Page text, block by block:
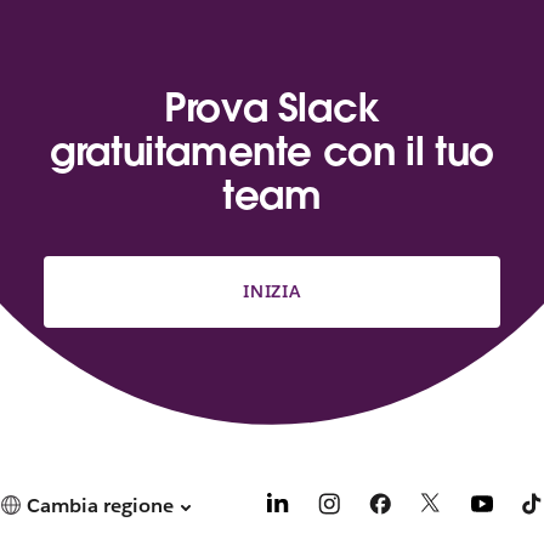
Prova Slack
gratuitamente con il tuo
team
INIZIA
Cambia regione